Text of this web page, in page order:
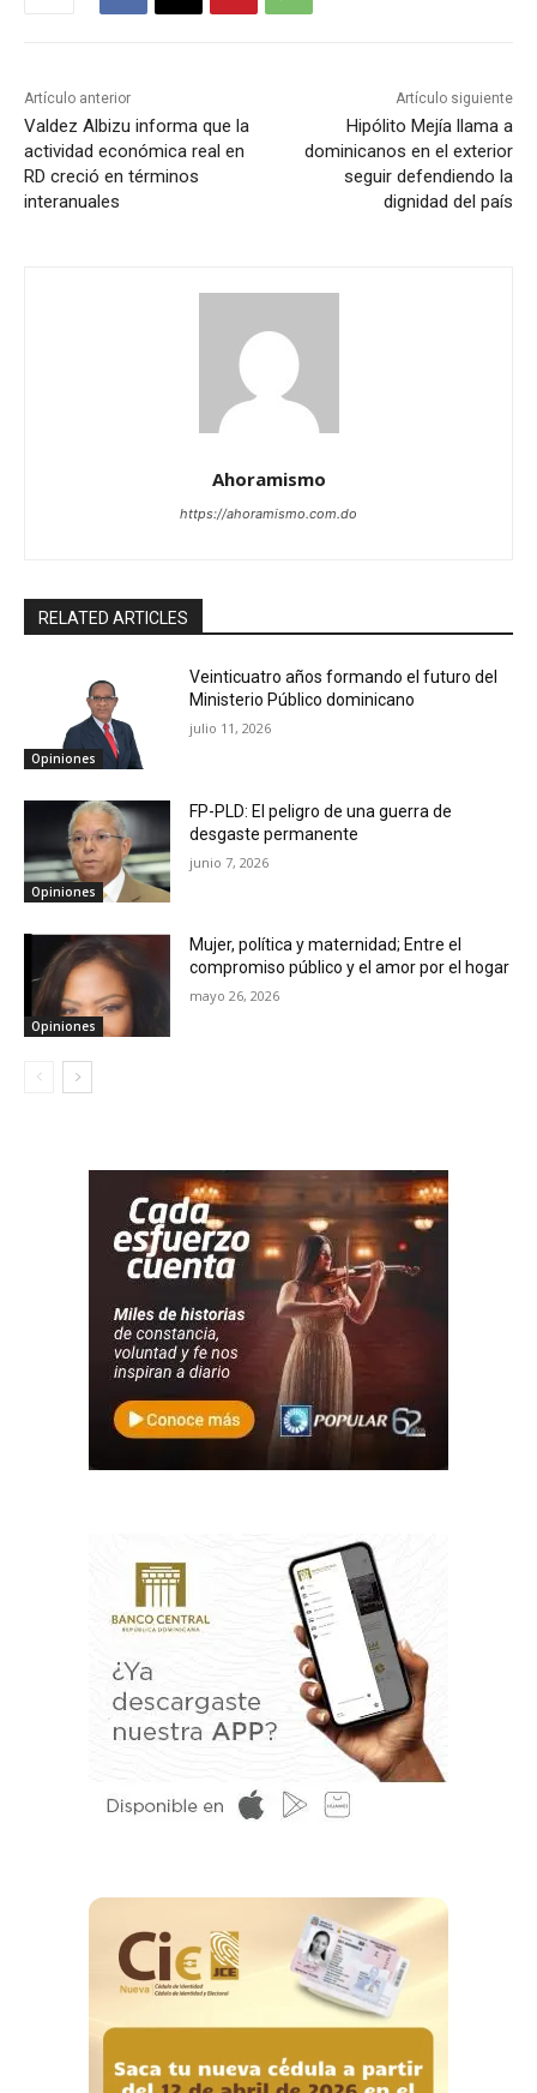
Artículo anterior
Valdez Albizu informa que la
actividad económica real en
RD creció en términos
interanuales
Artículo siguiente
Hipólito Mejía llama a
dominicanos en el exterior
seguir defendiendo la
dignidad del país
Ahoramismo
https://ahoramismo.com.do
RELATED ARTICLES
Opiniones
Veinticuatro años formando el futuro del
Ministerio Público dominicano
julio 11, 2026
Opiniones
FP-PLD: El peligro de una guerra de
desgaste permanente
junio 7, 2026
Opiniones
Mujer, política y maternidad; Entre el
compromiso público y el amor por el hogar
mayo 26, 2026